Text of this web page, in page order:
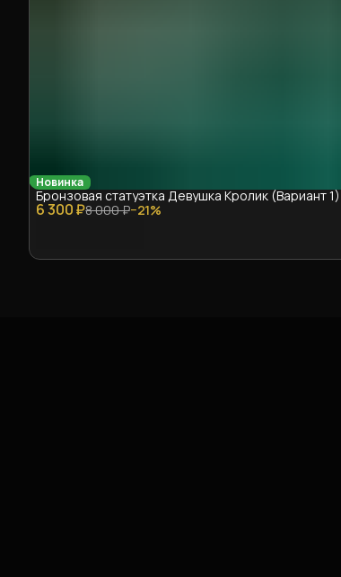
Новинка
6 300 ₽8 000 ₽−21%
Бронзовая статуэтка Девушка Кролик (Вариант 1)